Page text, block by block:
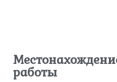
работы